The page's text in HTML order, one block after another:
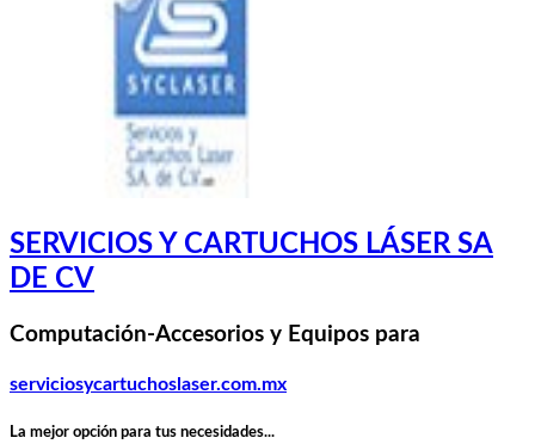
SERVICIOS Y CARTUCHOS LÁSER SA
DE CV
Computación-Accesorios y Equipos para
serviciosycartuchoslaser.com.mx
La mejor opción para tus necesidades...